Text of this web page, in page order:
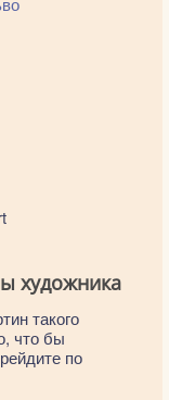
художника
такого
что бы
по